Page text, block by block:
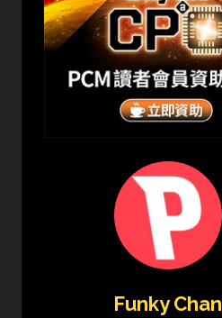
Funky Chan